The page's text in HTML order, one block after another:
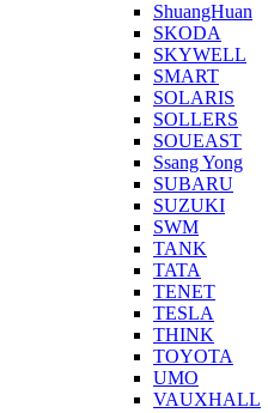
ShuangHuan
SKODA
SKYWELL
SMART
SOLARIS
SOLLERS
SOUEAST
Ssang Yong
SUBARU
SUZUKI
SWM
TANK
TATA
TENET
TESLA
THINK
TOYOTA
UMO
VAUXHALL